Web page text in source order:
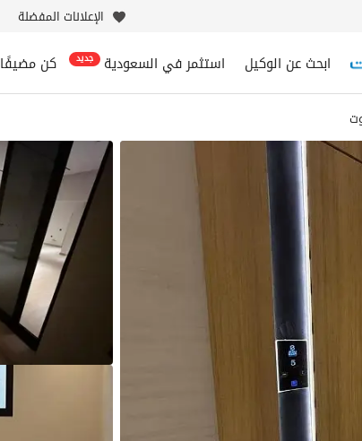
الإعلانات المفضلة
ابحث عن الوكيل استثمر في السعودية جديد كن مضيفًا